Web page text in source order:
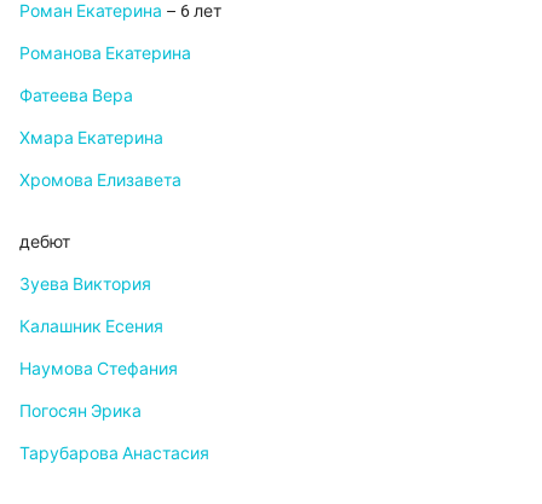
Роман Екатерина – 6 лет
Романова Екатерина
Фатеева Вера
Хмара Екатерина
Хромова Елизавета
дебют
Зуева Виктория
Калашник Есения
Наумова Стефания
Погосян Эрика
Тарубарова Анастасия